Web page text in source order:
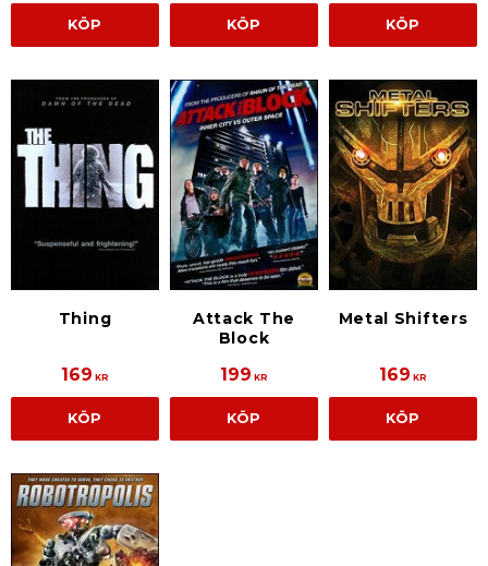
KÖP KÖP KÖP
Thing
169 KR
KÖP
Attack The
Block
199 KR
KÖP
Metal Shifters
169 KR
KÖP